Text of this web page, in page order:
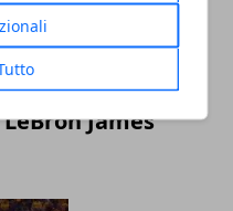
il vorticoso e
James